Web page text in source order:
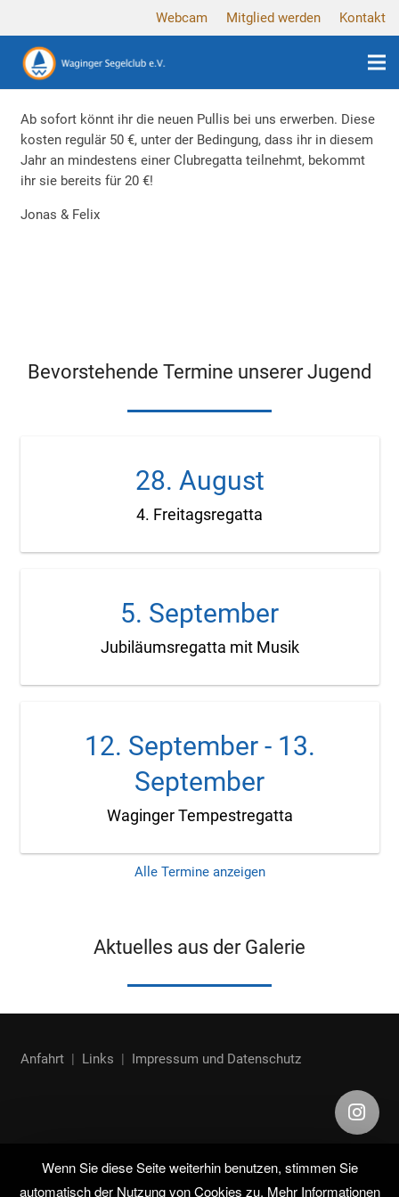
Webcam Mitglied werden Kontakt
Ab sofort könnt ihr die neuen Pullis bei uns erwerben. Diese
kosten regulär 50 €, unter der Bedingung, dass ihr in diesem
Jahr an mindestens einer Clubregatta teilnehmt, bekommt
ihr sie bereits für 20 €!
Jonas & Felix
Bevorstehende Termine unserer Jugend
4. Freitagsregatta
28. August
Jubiläumsregatta mit Musik
5. September
Waginger Tempestregatta
12. September- 13.
September
Alle Termine anzeigen
Aktuelles aus der Galerie
Anfahrt| Links | Impressum und Datenschutz
Wenn Sie diese Seite weiterhin benutzen, stimmen Sie
automatisch der Nutzung von Cookies zu. Mehr Informationen